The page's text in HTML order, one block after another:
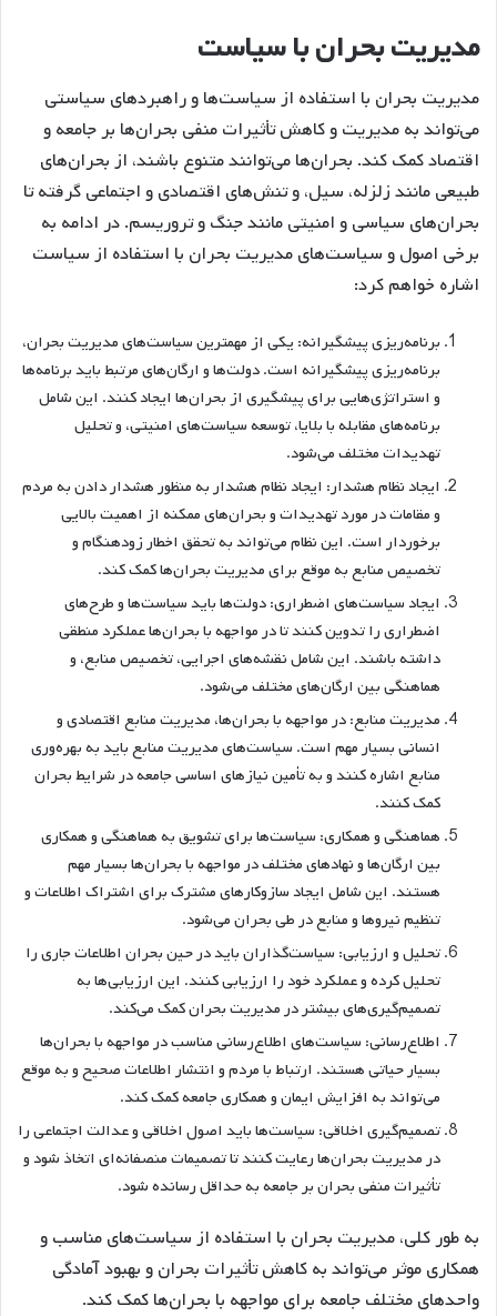
مدیریت بحران با سیاست
مدیریت بحران با استفاده از سیاست‌ها و راهبردهای سیاستی
می‌تواند به مدیریت و کاهش تأثیرات منفی بحران‌ها بر جامعه و
اقتصاد کمک کند. بحران‌ها می‌توانند متنوع باشند، از بحران‌های
طبیعی مانند زلزله، سیل، و تنش‌های اقتصادی و اجتماعی گرفته تا
بحران‌های سیاسی و امنیتی مانند جنگ و تروریسم. در ادامه به
برخی اصول و سیاست‌های مدیریت بحران با استفاده از سیاست
اشاره خواهم کرد:
برنامه‌ریزی پیشگیرانه: یکی از مهمترین سیاست‌های مدیریت بحران،
برنامه‌ریزی پیشگیرانه است. دولت‌ها و ارگان‌های مرتبط باید برنامه‌ها
و استراتژی‌هایی برای پیشگیری از بحران‌ها ایجاد کنند. این شامل
برنامه‌های مقابله با بلایا، توسعه سیاست‌های امنیتی، و تحلیل
تهدیدات مختلف می‌شود.
ایجاد نظام هشدار: ایجاد نظام هشدار به منظور هشدار دادن به مردم
و مقامات در مورد تهدیدات و بحران‌های ممکنه از اهمیت بالایی
برخوردار است. این نظام می‌تواند به تحقق اخطار زودهنگام و
تخصیص منابع به موقع برای مدیریت بحران‌ها کمک کند.
ایجاد سیاست‌های اضطراری: دولت‌ها باید سیاست‌ها و طرح‌های
اضطراری را تدوین کنند تا در مواجهه با بحران‌ها عملکرد منطقی
داشته باشند. این شامل نقشه‌های اجرایی، تخصیص منابع، و
هماهنگی بین ارگان‌های مختلف می‌شود.
مدیریت منابع: در مواجهه با بحران‌ها، مدیریت منابع اقتصادی و
انسانی بسیار مهم است. سیاست‌های مدیریت منابع باید به بهره‌وری
منابع اشاره کنند و به تأمین نیازهای اساسی جامعه در شرایط بحران
کمک کنند.
هماهنگی و همکاری: سیاست‌ها برای تشویق به هماهنگی و همکاری
بین ارگان‌ها و نهادهای مختلف در مواجهه با بحران‌ها بسیار مهم
هستند. این شامل ایجاد سازوکارهای مشترک برای اشتراک اطلاعات و
تنظیم نیروها و منابع در طی بحران می‌شود.
تحلیل و ارزیابی: سیاست‌گذاران باید در حین بحران اطلاعات جاری را
تحلیل کرده و عملکرد خود را ارزیابی کنند. این ارزیابی‌ها به
تصمیم‌گیری‌های بیشتر در مدیریت بحران کمک می‌کند.
اطلاع‌رسانی: سیاست‌های اطلاع‌رسانی مناسب در مواجهه با بحران‌ها
بسیار حیاتی هستند. ارتباط با مردم و انتشار اطلاعات صحیح و به موقع
می‌تواند به افزایش ایمان و همکاری جامعه کمک کند.
تصمیم‌گیری اخلاقی: سیاست‌ها باید اصول اخلاقی و عدالت اجتماعی را
در مدیریت بحران‌ها رعایت کنند تا تصمیمات منصفانه‌ای اتخاذ شود و
تأثیرات منفی بحران بر جامعه به حداقل رسانده شود.
به طور کلی، مدیریت بحران با استفاده از سیاست‌های مناسب و
همکاری موثر می‌تواند به کاهش تأثیرات بحران و بهبود آمادگی
واحد‌های مختلف جامعه برای مواجهه با بحران‌ها کمک کند.